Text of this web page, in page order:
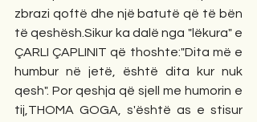
zbrazi qoftë dhe një batutë që të bën
të qeshësh.Sikur ka dalë nga "lëkura" e
ÇARLI ÇAPLINIT që thoshte:"Dita më e
humbur në jetë, është dita kur nuk
qesh". Por qeshja që sjell me humorin e
tij,THOMA GOGA, s'është as e stisur